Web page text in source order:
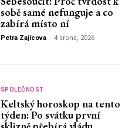
sobě samé nefunguje a co
zabírá místo ní
Petra Zajícova - 4 srpna, 2026
SPOLEČNOST
Keltský horoskop na tento
týden: Po svátku první